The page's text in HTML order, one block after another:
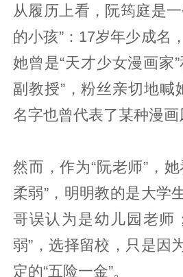
从履历上看，阮筠庭是
的小孩”：17岁年少成名
她曾是“天才少女漫画家
副教授”，粉丝亲切地
名字也曾代表了某种漫画
然而，作为“阮老师”，
柔弱”，明明教的是大学
哥误认为是幼儿园老师
弱”，选择留校，只是因
定的“五险一金”。